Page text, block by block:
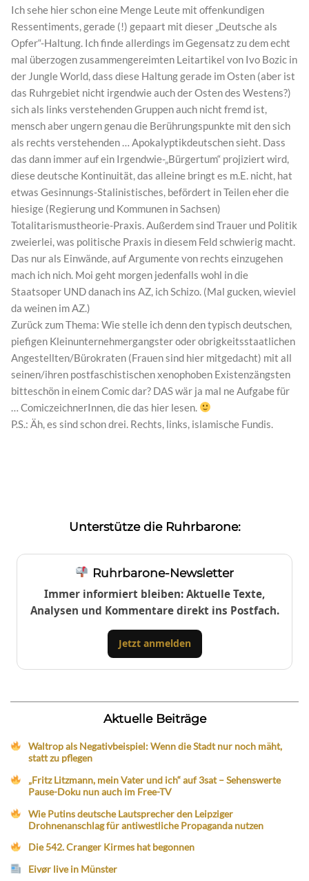
Ich sehe hier schon eine Menge Leute mit offenkundigen
Ressentiments, gerade (!) gepaart mit dieser „Deutsche als
Opfer“-Haltung. Ich finde allerdings im Gegensatz zu dem echt
mal überzogen zusammengereimten Leitartikel von Ivo Bozic in
der Jungle World, dass diese Haltung gerade im Osten (aber ist
das Ruhrgebiet nicht irgendwie auch der Osten des Westens?)
sich als links verstehenden Gruppen auch nicht fremd ist,
mensch aber ungern genau die Berührungspunkte mit den sich
als rechts verstehenden … Apokalyptikdeutschen sieht. Dass
das dann immer auf ein Irgendwie-„Bürgertum“ projiziert wird,
diese deutsche Kontinuität, das alleine bringt es m.E. nicht, hat
etwas Gesinnungs-Stalinistisches, befördert in Teilen eher die
hiesige (Regierung und Kommunen in Sachsen)
Totalitarismustheorie-Praxis. Außerdem sind Trauer und Politik
zweierlei, was politische Praxis in diesem Feld schwierig macht.
Das nur als Einwände, auf Argumente von rechts einzugehen
mach ich nich. Moi geht morgen jedenfalls wohl in die
Staatsoper UND danach ins AZ, ich Schizo. (Mal gucken, wieviel
da weinen im AZ.)
Zurück zum Thema: Wie stelle ich denn den typisch deutschen,
piefigen Kleinunternehmergangster oder obrigkeitsstaatlichen
Angestellten/Bürokraten (Frauen sind hier mitgedacht) mit all
seinen/ihren postfaschistischen xenophoben Existenzängsten
bitteschön in einem Comic dar? DAS wär ja mal ne Aufgabe für
… ComiczeichnerInnen, die das hier lesen.
P.S.: Äh, es sind schon drei. Rechts, links, islamische Fundis.
Unterstütze die Ruhrbarone:
Ruhrbarone-Newsletter
Immer informiert bleiben: Aktuelle Texte,
Analysen und Kommentare direkt ins Postfach.
Jetzt anmelden
Aktuelle Beiträge
Waltrop als Negativbeispiel: Wenn die Stadt nur noch mäht,
statt zu pflegen
„Fritz Litzmann, mein Vater und ich“ auf 3sat – Sehenswerte
Pause-Doku nun auch im Free-TV
Wie Putins deutsche Lautsprecher den Leipziger
Drohnenanschlag für antiwestliche Propaganda nutzen
Die 542. Cranger Kirmes hat begonnen
Eivør live in Münster